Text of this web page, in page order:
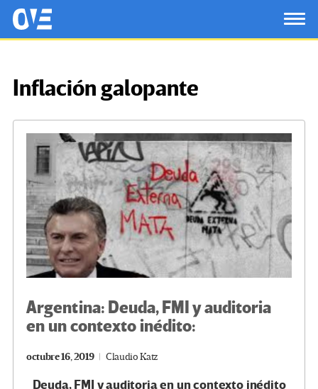
Saltar al contenido principal
OtrasVocesenEducacion.org
Inflación galopante
Argentina: Deuda, FMI y auditoria
en un contexto inédito:
octubre 16, 2019 Claudio Katz
Deuda, FMI y auditoria en un contexto inédito